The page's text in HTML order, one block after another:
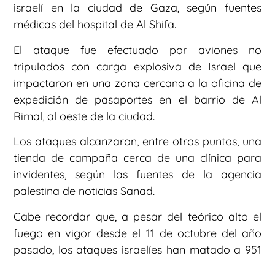
israelí en la ciudad de Gaza, según fuentes
médicas del hospital de Al Shifa.
El ataque fue efectuado por aviones no
tripulados con carga explosiva de Israel que
impactaron en una zona cercana a la oficina de
expedición de pasaportes en el barrio de Al
Rimal, al oeste de la ciudad.
Los ataques alcanzaron, entre otros puntos, una
tienda de campaña cerca de una clínica para
invidentes, según las fuentes de la agencia
palestina de noticias Sanad.
Cabe recordar que, a pesar del teórico alto el
fuego en vigor desde el 11 de octubre del año
pasado, los ataques israelíes han matado a 951